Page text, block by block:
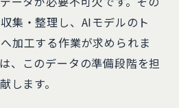
集・整理し、AIモデルのト
加工する作業が求められま
、このデータの準備段階を担
します。